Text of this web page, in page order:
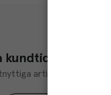
kundtidningar
artiklar och ta del